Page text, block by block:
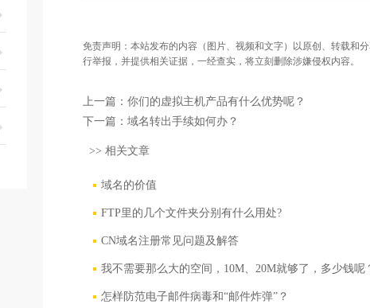
免责声明：本站发布的内容（图片、视频和文字）以原创、转载和
行举报，并提供相关证据，一经查实，将立刻删除涉嫌侵权内容。
上一篇： 你们的虚拟主机产品有什么优势呢？
下一篇： 域名转出手续如何办？
>> 相关文章
域名的价值
FTP里的几个文件夹分别有什么用处?
CN域名注册常见问题及解答
我不需要那么大的空间，10M、20M就够了，多少钱呢
怎样防范电子邮件病毒和“邮件炸弹”？